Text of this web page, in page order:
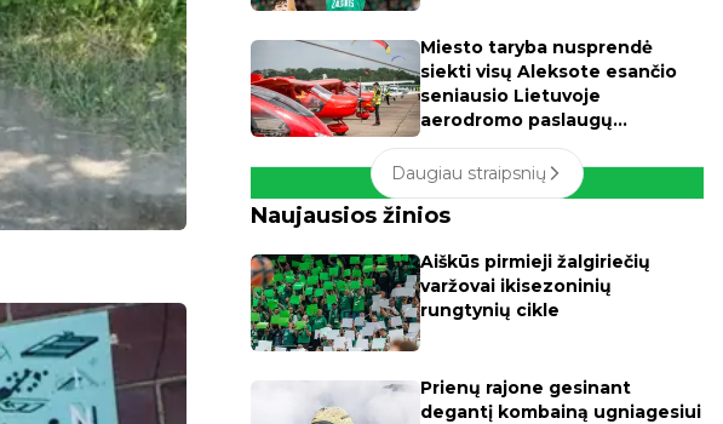
Miesto taryba nusprendė
siekti visų Aleksote esančio
seniausio Lietuvoje
aerodromo paslaugų
apmokestinimo
Daugiau straipsnių
Naujausios žinios
Aiškūs pirmieji žalgiriečių
varžovai ikisezoninių
rungtynių cikle
Prienų rajone gesinant
degantį kombainą ugniagesiui